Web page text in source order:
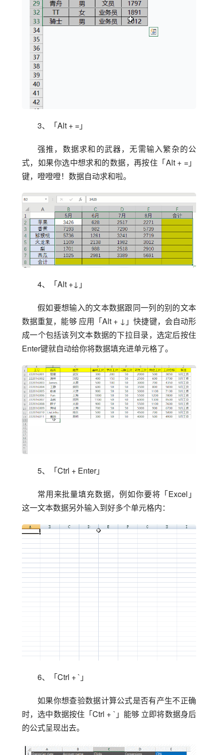
3、「Alt + =」
强推，数据求和的武器，无需输入繁杂的公
式，如果你选中想求和的数据，再按住「Alt + =」
键，噔噔噔！数据自动求和啦。
4、「Alt +↓」
假如要想输入的文本数据跟同一列的别的文本
数据重复，能够 应用「Alt + ↓」快捷键，会自动形
成一个包括该列文本数据的下拉目录，选定后按住
Enter键就自动给你将数据填充进单元格了。
5、「Ctrl + Enter」
常用来批量填充数据，例如你要将「Excel」
这一文本数据另外输入到好多个单元格内：
6、「Ctrl + `」
如果你想查验数据计算公式是否有产生不正确
时，选中数据按住「Ctrl + `」能够 立即将数据身后
的公式呈现出去。